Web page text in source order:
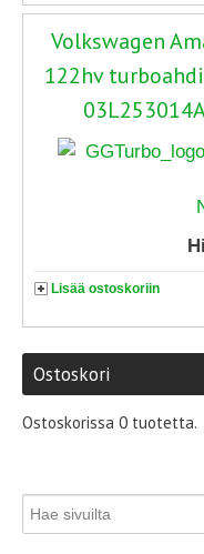
Volkswagen
122hv
Lisää ostoskoriin
Ostoskori
Ostoskorissa 0 tuotetta.